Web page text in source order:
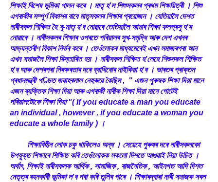
শিক্ষাই বিশেষ ভূমিকা পালন কৰে । মাতৃ হ’ল শিশুসকলৰ প্ৰথম শিক্ষয়িত্ৰী । শিশু
এগৰাকীৰ সম্পূৰ্ণ বিকাশৰ বাবে মাতৃসকলৰ শিক্ষাৰ প্ৰয়োজন । যেতিয়ালৈ দেশত
নাৰীসকল শিক্ষিত হৈ সু-মাতৃ হ’ব নোৱাৰে তেতিয়ালৈ আমাৰ শিক্ষা ফলপ্ৰসু হ’ব
নোৱাৰে । নাৰীসকলৰ শিক্ষাৰ ওপৰতে পৰিয়ালৰ সুখ-সমৃদ্ধি আৰু দেশ এখনৰ
আভ্যন্তৰীণ বিকাশ নিৰ্ভৰ কৰে । তেওঁলোকৰ মাধ্যমেৰেই এখন সমাজৰপৰা আন
এখন সমাজলৈ শিক্ষা বিস্তাৰিত হয় । নাৰীসকল শিক্ষিত হ’লেহে শিশুসকল শিক্ষিত
হ’ব আৰু দেশৰপৰা নিৰক্ষৰতাৰ দৰে ব্যাধিবোৰ নাইকিয়া হ’ব । ভাৰতৰ প্ৰাক্তন
প্ৰধানমন্ত্ৰী পণ্ডিত জৱাহৰলাল নেহৰুৱে কৈছিল , " এজন পুৰুষক শিক্ষা দিয়া মানে
এজন ব্যক্তিক শিক্ষা দিয়া আৰু এগৰাকী নাৰীক শিক্ষা দিয়া মানে গোটেই
পৰিয়ালটোকে শিক্ষা দিয়া "( If you educate a man you educate
an individual , however , if you educate a woman you
educate a whole family ) ।
শিক্ষাবিহীন লোক চকু থাকিলেও অন্ধ । সেয়েহে পুৰুষৰ দৰে নাৰীসকলকো
উপযুক্ত শিক্ষাৰে শিক্ষিত কৰি তেওঁলোকক সকলো দিশতে আগুৱাই নিয়া উচিত ।
অৰ্থাৎ, শিক্ষাই নাৰীসকলক আৰ্থিক , সামাজিক , ৰাজনৈতিক , আইনগত আদি দিশত
নেতৃত্ব বহনকাৰী ভূমিকা ল’ব পৰা কৰি তুলিব পাৰে । শিক্ষাৰদ্বাৰা নাৰী সমাজক সবল